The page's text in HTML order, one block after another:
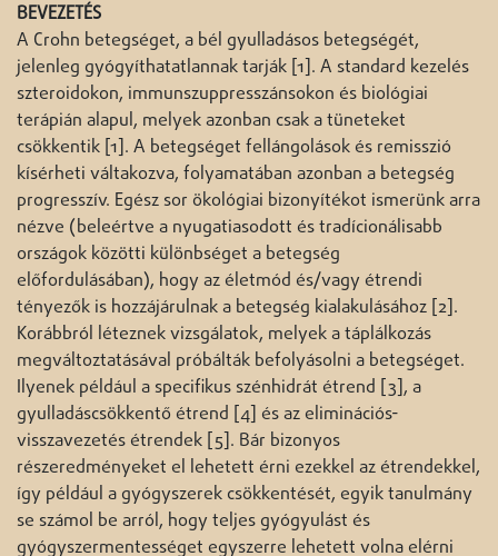
BEVEZETÉS
A Crohn betegséget, a bél gyulladásos betegségét,
jelenleg gyógyíthatatlannak tarják [1]. A standard kezelés
szteroidokon, immunszuppresszánsokon és biológiai
terápián alapul, melyek azonban csak a tüneteket
csökkentik [1]. A betegséget fellángolások és remisszió
kísérheti váltakozva, folyamatában azonban a betegség
progresszív. Egész sor ökológiai bizonyítékot ismerünk arra
nézve (beleértve a nyugatiasodott és tradícionálisabb
országok közötti különbséget a betegség
előfordulásában), hogy az életmód és/vagy étrendi
tényezők is hozzájárulnak a betegség kialakulásához [2].
Korábbról léteznek vizsgálatok, melyek a táplálkozás
megváltoztatásával próbálták befolyásolni a betegséget.
Ilyenek például a specifikus szénhidrát étrend [3], a
gyulladáscsökkentő étrend [4] és az eliminációs-
visszavezetés étrendek [5]. Bár bizonyos
részeredményeket el lehetett érni ezekkel az étrendekkel,
így például a gyógyszerek csökkentését, egyik tanulmány
se számol be arról, hogy teljes gyógyulást és
gyógyszermentességet egyszerre lehetett volna elérni